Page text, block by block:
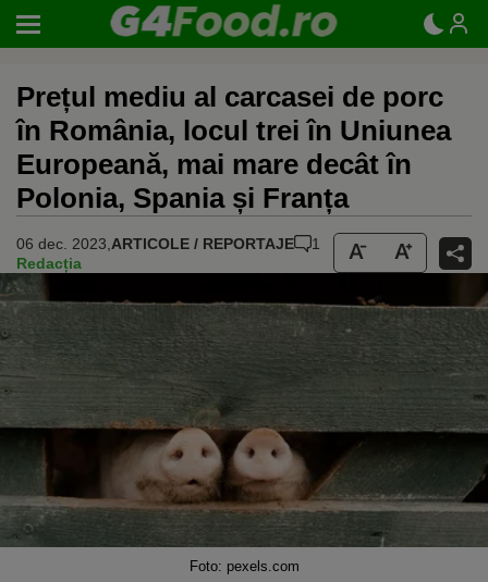
Prețul mediu al carcasei de porc
în România, locul trei în Uniunea
Europeană, mai mare decât în
Polonia, Spania și Franța
06 dec. 2023, ARTICOLE / REPORTAJE
1
Redacția
Foto: pexels.com